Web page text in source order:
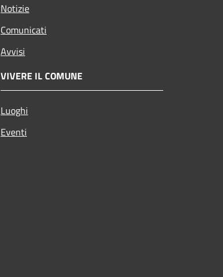
Notizie
Comunicati
Avvisi
VIVERE IL COMUNE
Luoghi
Eventi